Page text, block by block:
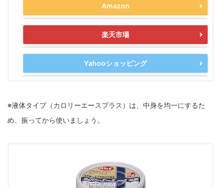
Amazon
楽天市場
Yahooショッピング
※液体タイプ（カロリーエースプラス）は、中身を均一にするた
め、振ってから使いましょう。